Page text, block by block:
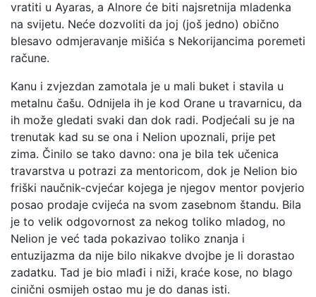
vratiti u Ayaras, a Alnore će biti najsretnija mladenka
na svijetu. Neće dozvoliti da joj (još jedno) obično
blesavo odmjeravanje mišića s Nekorijancima poremeti
račune.
Kanu i zvjezdan zamotala je u mali buket i stavila u
metalnu čašu. Odnijela ih je kod Orane u travarnicu, da
ih može gledati svaki dan dok radi. Podjećali su je na
trenutak kad su se ona i Nelion upoznali, prije pet
zima. Činilo se tako davno: ona je bila tek učenica
travarstva u potrazi za mentoricom, dok je Nelion bio
friški naučnik-cvjećar kojega je njegov mentor povjerio
posao prodaje cvijeća na svom zasebnom štandu. Bila
je to velik odgovornost za nekog toliko mladog, no
Nelion je već tada pokazivao toliko znanja i
entuzijazma da nije bilo nikakve dvojbe je li dorastao
zadatku. Tad je bio mlađi i niži, kraće kose, no blago
cinični osmijeh ostao mu je do danas isti.